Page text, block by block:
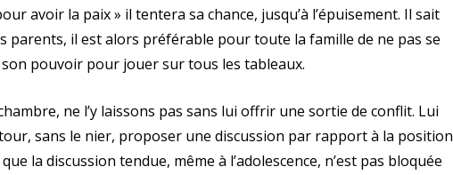
avoir la paix » il tentera sa chance, jusqu’à l’épuisement. Il sait
parents, il est alors préférable pour toute la famille de ne pas se
pouvoir pour jouer sur tous les tableaux.
ne l’y laissons pas sans lui offrir une sortie de conflit. Lui
sans le nier, proposer une discussion par rapport à la position
la discussion tendue, même à l’adolescence, n’est pas bloquée